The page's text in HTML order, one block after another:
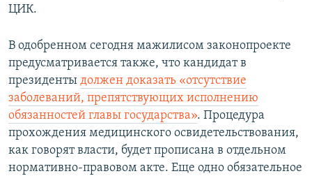
ЦИК.
В одобренном сегодня мажилисом законопроекте
предусматривается также, что кандидат в
президенты должен доказать «отсутствие
заболеваний, препятствующих исполнению
обязанностей главы государства». Процедура
прохождения медицинского освидетельствования,
как говорят власти, будет прописана в отдельном
нормативно-правовом акте. Еще одно обязательное